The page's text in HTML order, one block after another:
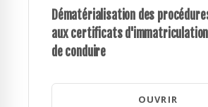
Dématérialisation des
aux certificats
de conduire
OUVRIR